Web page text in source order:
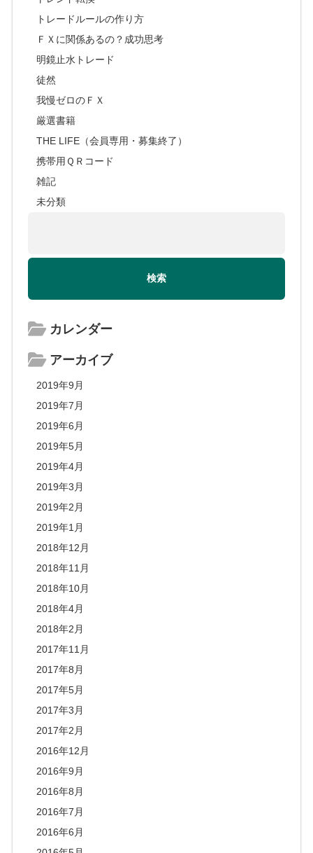
トレードルールの作り方
ＦＸに関係あるの？成功思考
明鏡止水トレード
徒然
我慢ゼロのＦＸ
厳選書籍
THE LIFE（会員専用・募集終了）
携帯用ＱＲコード
雑記
未分類
カレンダー
アーカイブ
2019年9月
2019年7月
2019年6月
2019年5月
2019年4月
2019年3月
2019年2月
2019年1月
2018年12月
2018年11月
2018年10月
2018年4月
2018年2月
2017年11月
2017年8月
2017年5月
2017年3月
2017年2月
2016年12月
2016年9月
2016年8月
2016年7月
2016年6月